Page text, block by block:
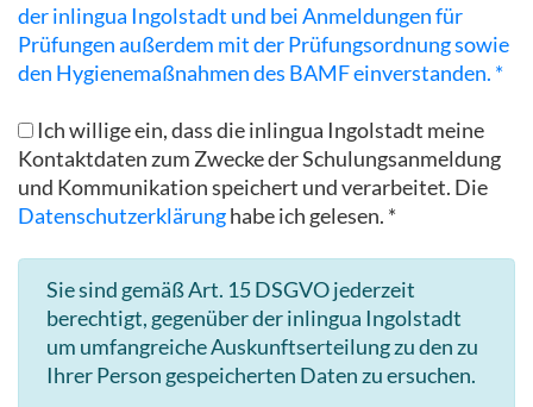
der inlingua Ingolstadt und bei Anmeldungen für
Prüfungen außerdem mit der Prüfungsordnung sowie
den Hygienemaßnahmen des BAMF einverstanden. *
Ich willige ein, dass die inlingua Ingolstadt meine
Kontaktdaten zum Zwecke der Schulungsanmeldung
und Kommunikation speichert und verarbeitet. Die
Datenschutzerklärunghabe ich gelesen. *
Sie sind gemäß Art. 15 DSGVO jederzeit
berechtigt, gegenüber der inlingua Ingolstadt
um umfangreiche Auskunftserteilung zu den zu
Ihrer Person gespeicherten Daten zu ersuchen.